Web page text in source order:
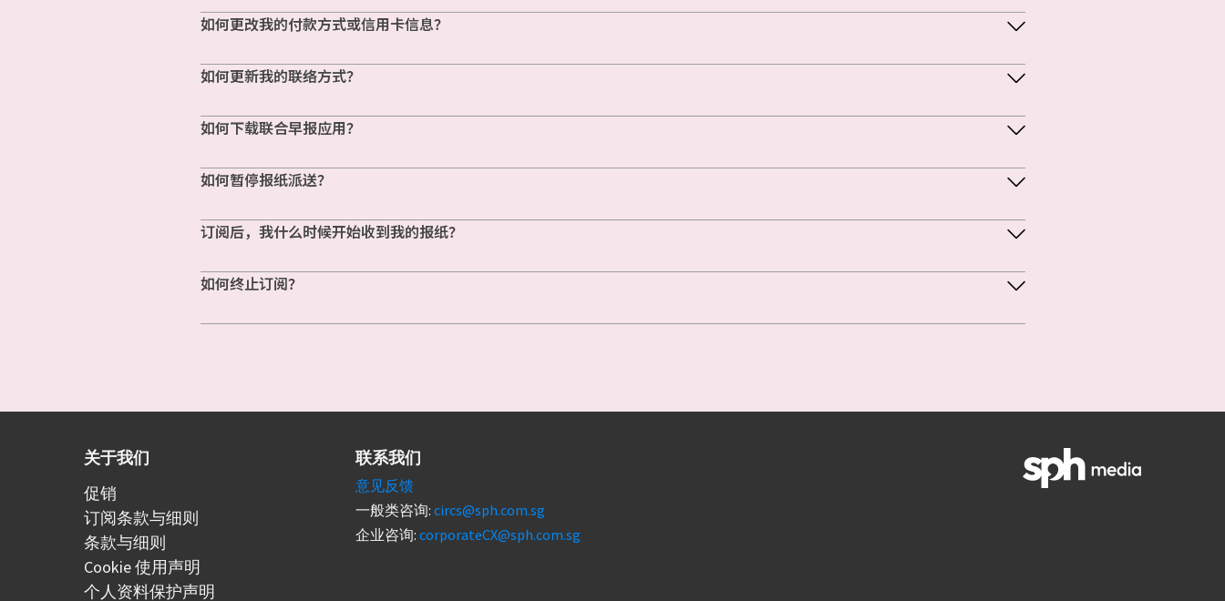
如何更改我的付款方式或信用卡信息？
如何更新我的联络方式？
如何下载联合早报应用？
如何暂停报纸派送？
订阅后，我什么时候开始收到我的报纸？
如何终止订阅？
关于我们
促销
订阅条款与细则
条款与细则
Cookie 使用声明
个人资料保护声明
联系我们
意见反馈
一般类咨询: circs@sph.com.sg
企业咨询: corporateCX@sph.com.sg